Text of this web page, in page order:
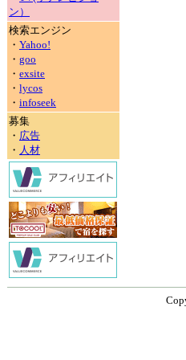
ン）
検索エンジン
・ Yahoo!
・ goo
・ exsite
・ lycos
・ infoseek
募集
・ 広告
・ 人材